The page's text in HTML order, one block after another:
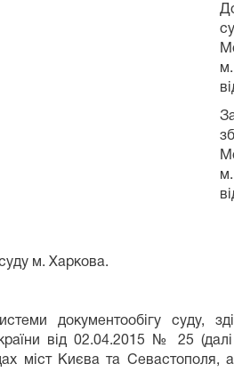
м. Харкова.
документообігу суду,
від 02.04.2015 № 25
міст Києва та Севастополя,